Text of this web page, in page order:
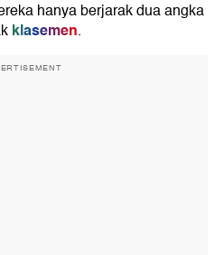
hanya berjarak dua angka
klasemen.